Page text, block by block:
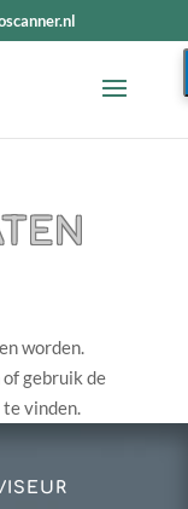
worden.
gebruik de
vinden.